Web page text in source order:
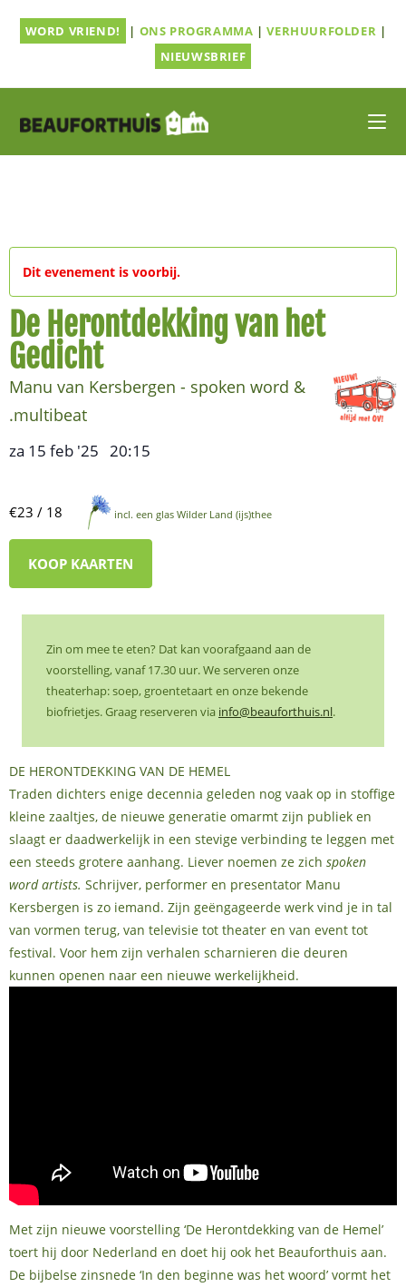
naarWORD VRIEND! | ONS PROGRAMMA |VERHUURFOLDER |
NIEUWSBRIEF
Dit evenement is voorbij.
De Herontdekking van het
Gedicht
Manu van Kersbergen - spoken word &
.multibeat
za 15 feb '25 20:15
€23 / 18 incl. een glas Wilder Land (ijs)thee
KOOP KAARTEN
Zin om mee te eten? Dat kan voorafgaand aan de
voorstelling, vanaf 17.30 uur. We serveren onze
theaterhap: soep, groentetaart en onze bekende
biofrietjes. Graag reserveren via info@beauforthuis.nl.
DE HERONTDEKKING VAN DE HEMEL
Traden dichters enige decennia geleden nog vaak op in stoffige
kleine zaaltjes, de nieuwe generatie omarmt zijn publiek en
slaagt er daadwerkelijk in een stevige verbinding te leggen met
een steeds grotere aanhang. Liever noemen ze zich spoken
word artists. Schrijver, performer en presentator Manu
Kersbergen is zo iemand. Zijn geëngageerde werk vind je in tal
van vormen terug, van televisie tot theater en van event tot
festival. Voor hem zijn verhalen scharnieren die deuren
kunnen openen naar een nieuwe werkelijkheid.
Met zijn nieuwe voorstelling ‘De Herontdekking van de Hemel’
toert hij door Nederland en doet hij ook het Beauforthuis aan.
De bijbelse zinsnede ‘In den beginne was het woord’ vormt het